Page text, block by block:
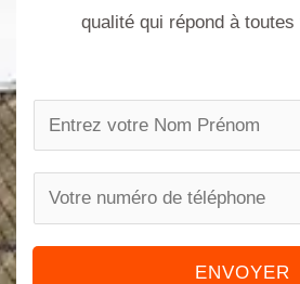
qualité qui répond à
a
*
h
o
ENVOYER